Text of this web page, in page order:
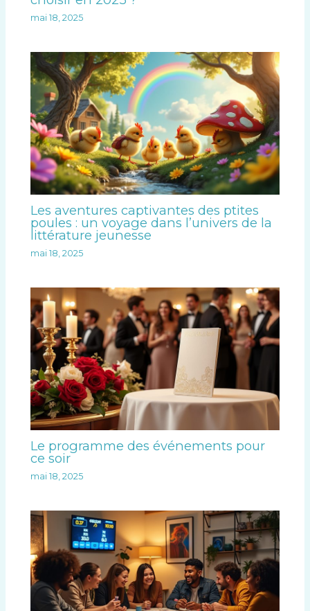
mai 18, 2025
Les aventures captivantes des ptites
poules : un voyage dans l’univers de la
littérature jeunesse
mai 18, 2025
Le programme des événements pour
ce soir
mai 18, 2025